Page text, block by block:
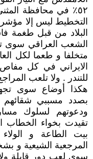
٥٢٪ في محافظة
التخطیط لیس إلا
البلاد من قبل طغمة
الشعب العراقي سوی
متخلفا و طعما لکل
الایراني في کل
للتندر . ولا تلعب
هکذا أوضاع سوی
بصدد مسببي
ودعوتهم لسلوك
تقیدت بخواء الخطاب
بیت الطاعة و
سوی لعب دور قابلة